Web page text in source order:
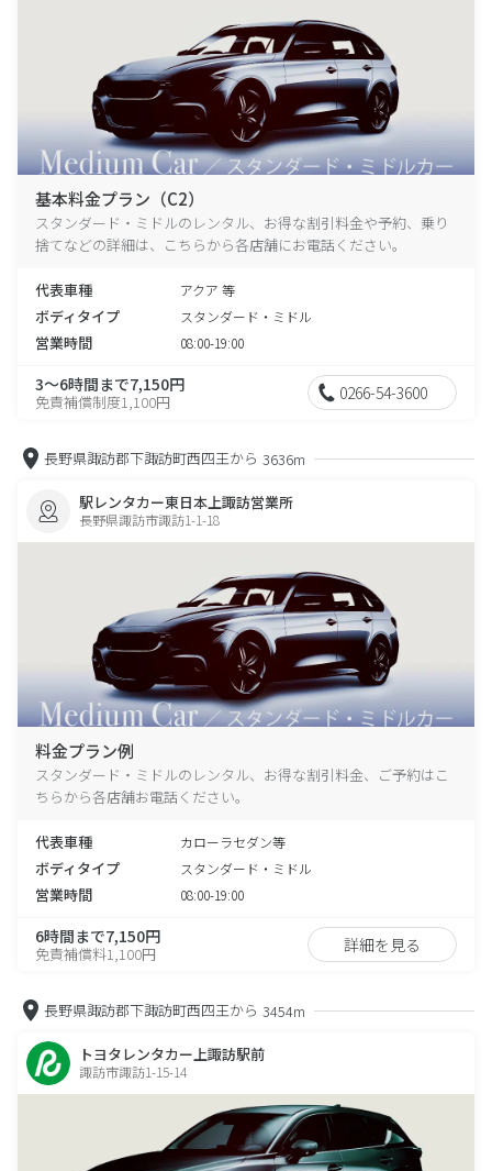
基本料金プラン（C2）
スタンダード・ミドルのレンタル、お得な割引料金や予約、乗り
捨てなどの詳細は、こちらから各店舗にお電話ください。
代表車種 アクア 等
ボディタイプ スタンダード・ミドル
営業時間 08:00-19:00
3～6時間まで7,150円
免責補償制度1,100円 0266-54-3600
長野県諏訪郡下諏訪町西四王から 3636m
駅レンタカー東日本上諏訪営業所
長野県諏訪市諏訪1-1-18
料金プラン例
スタンダード・ミドルのレンタル、お得な割引料金、ご予約はこ
ちらから各店舗お電話ください。
代表車種 カローラセダン等
ボディタイプ スタンダード・ミドル
営業時間 08:00-19:00
6時間まで7,150円
免責補償料1,100円 詳細を見る
長野県諏訪郡下諏訪町西四王から 3454m
トヨタレンタカー上諏訪駅前
諏訪市諏訪1-15-14